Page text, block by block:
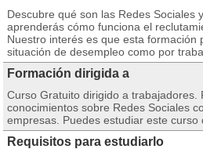
Descubre qué son las Redes Sociales
aprenderás cómo funciona el
Nuestro interés es que esta
situación de desempleo como por
Formación dirigida a
Curso Gratuito dirigido a
conocimientos sobre Redes Sociales
empresas. Puedes estudiar este curso
Requisitos para estudiarlo